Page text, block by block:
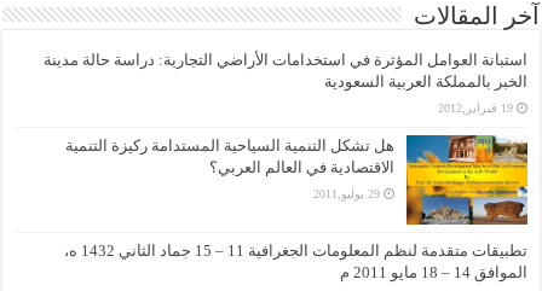
آخر المقالات
استبانة العوامل المؤثرة في استخدامات الأراضي التجارية: دراسة حالة مدينة
الخبر بالمملكة العربية السعودية
19 فبراير,2012
هل تشكل التنمية السياحية المستدامة ركيزة التنمية
الاقتصادية في العالم العربي؟
29 يوليو,2011
تطبيقات متقدمة لنظم المعلومات الجغرافية 11 – 15 جماد الثاني 1432 ه،
الموافق 14 – 18 مايو 2011 م